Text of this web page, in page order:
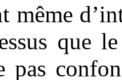
même
que
pas